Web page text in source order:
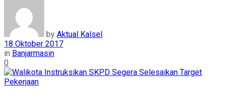
by Aktual Kalsel
18 Oktober 2017
in Banjarmasin
0